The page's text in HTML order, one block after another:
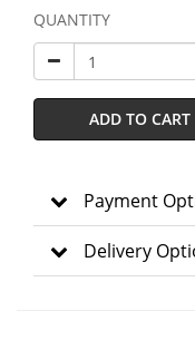
QUANTITY
ADD TO CART
Payment
Delivery